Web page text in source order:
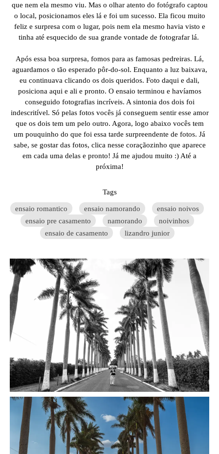
que nem ela mesmo viu. Mas o olhar atento do fotógrafo captou
o local, posicionamos eles lá e foi um sucesso. Ela ficou muito
feliz e surpresa com o lugar, pois nem ela mesmo havia visto e
tinha até esquecido de sua grande vontade de fotografar lá.
Após essa boa surpresa, fomos para as famosas pedreiras. Lá,
aguardamos o tão esperado pôr-do-sol. Enquanto a luz baixava,
eu continuava clicando os dois queridos. Foto daqui e dali,
posiciona aqui e ali e pronto. O ensaio terminou e havíamos
conseguido fotografias incríveis. A sintonia dos dois foi
indescritível. Só pelas fotos vocês já conseguem sentir esse amor
que os dois tem um pelo outro. Agora, logo abaixo vocês tem
um pouquinho do que foi essa tarde surpreendente de fotos. Já
sabe, se gostar das fotos, clica nesse coraçãozinho que aparece
em cada uma delas e pronto! Já me ajudou muito :) Até a
próxima!
Tags
ensaio romantico
ensaio namorando
ensaio noivos
ensaio pre casamento
namorando
noivinhos
ensaio de casamento
lizandro junior